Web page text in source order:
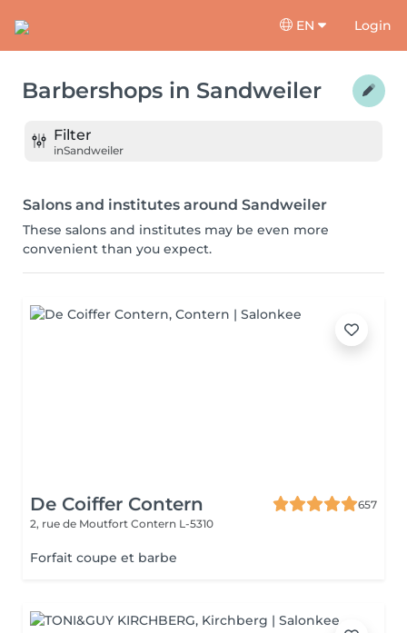
EN Login
Barbershops in Sandweiler
Filter
inSandweiler
Salons and institutes around Sandweiler
These salons and institutes may be even more
convenient than you expect.
De Coiffer Contern
657
2, rue de Moutfort Contern L-5310
Forfait coupe et barbe